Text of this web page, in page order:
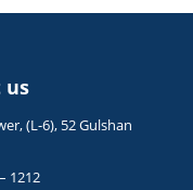
us
(L-6), 52 Gulshan
1212